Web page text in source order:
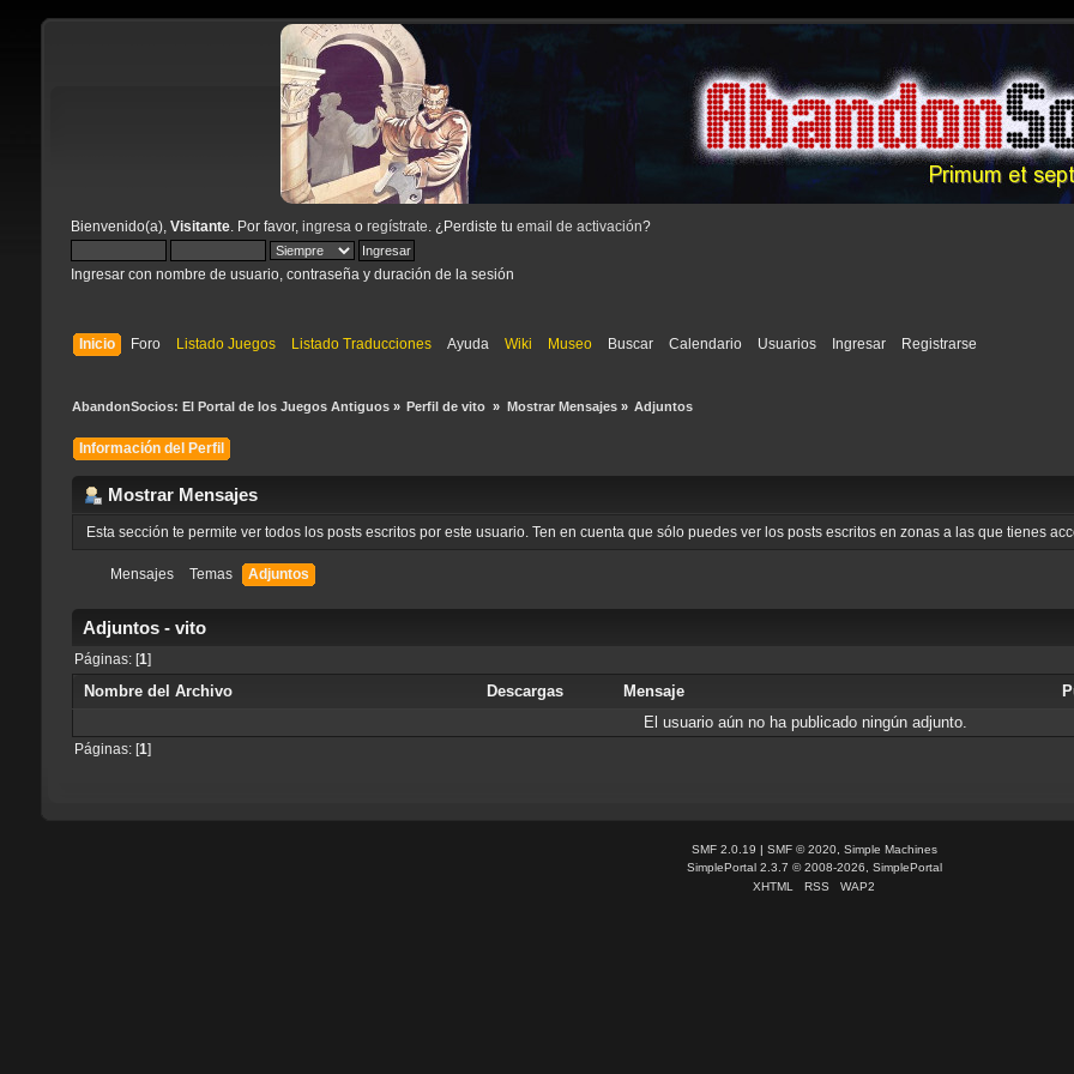
Bienvenido(a), Visitante. Por favor, ingresa o regístrate . ¿Perdiste tu email de activación?
Ingresar con nombre de usuario, contraseña y duración de la sesión
Inicio Foro Listado Juegos Listado Traducciones Ayuda Wiki Museo Buscar Calendario Usuarios Ingresar Registrarse
AbandonSocios: El Portal de los Juegos Antiguos» Perfil de vito » Mostrar Mensajes» Adjuntos
Información del Perfil
Mostrar Mensajes
Esta sección te permite ver todos los posts escritos por este usuario. Ten en cuenta que sólo puedes ver los posts escritos en zonas a las que tienes
Mensajes Temas Adjuntos
Adjuntos - vito
Páginas: [ 1]
Nombre del Archivo Descargas Mensaje
El usuario aún no ha publicado ningún adjunto.
Páginas: [1]
SMF 2.0.19 | SMF © 2020, Simple Machines
SimplePortal 2.3.7 © 2008-2026, SimplePortal
XHTML
RSS WAP2